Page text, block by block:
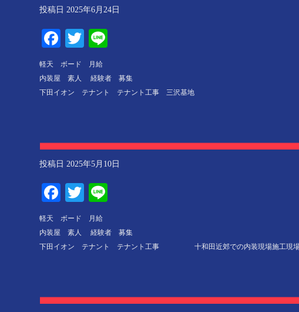
投稿日 2025年6月24日
Facebook
Twitter
軽天 ボード 月給
内装屋 素人 経験者 募集
下田イオン テナント テナント工事 三沢基地
投稿日 2025年5月10日
Facebook
Twitter
軽天 ボード 月給
内装屋 素人 経験者 募集
下田イオン テナント テナント工事 十和田近郊での内装現場施工現場